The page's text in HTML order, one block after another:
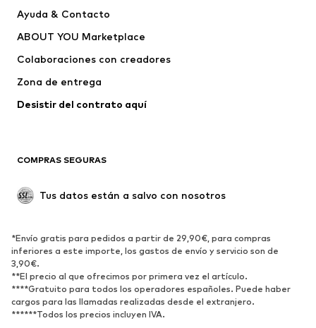
CeLaVi
Ayuda & Contacto
ABOUT YOU Marketplace
Colaboraciones con creadores
Zona de entrega
Desistir del contrato aquí
COMPRAS SEGURAS
Tus datos están a salvo con nosotros
*Envío gratis para pedidos a partir de 29,90€, para compras
inferiores a este importe, los gastos de envío y servicio son de
3,90€.
**El precio al que ofrecimos por primera vez el artículo.
****Gratuito para todos los operadores españoles. Puede haber
cargos para las llamadas realizadas desde el extranjero.
******Todos los precios incluyen IVA.